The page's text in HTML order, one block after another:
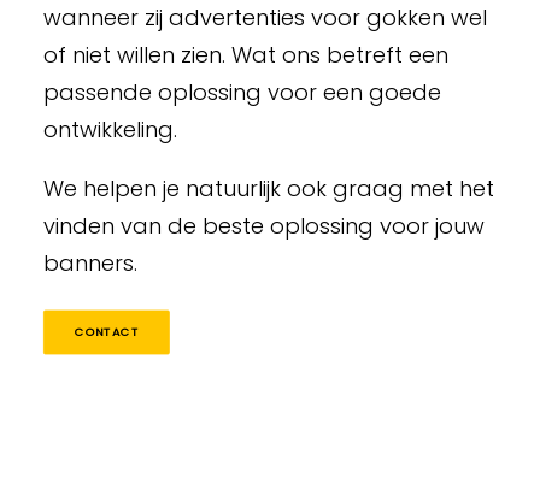
wanneer zij advertenties voor gokken wel
of niet willen zien. Wat ons betreft een
passende oplossing voor een goede
ontwikkeling.
We helpen je natuurlijk ook graag met het
vinden van de beste oplossing voor jouw
banners.
CONTACT